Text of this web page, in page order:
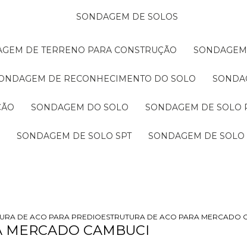
SONDAGEM DE SOLOS
DE TERRENO PARA CONSTRUÇÃO
DE RECONHECIMENTO DO SOLO
SONDAGEM DO SOLO SONDAGEM DE
SONDAGEM DE SOLO SPT SONDAGEM DE SOLO
DE ACO PARA PREDIOESTRUTURA DE ACO PARA MERCADO
MERCADO CAMBUCI